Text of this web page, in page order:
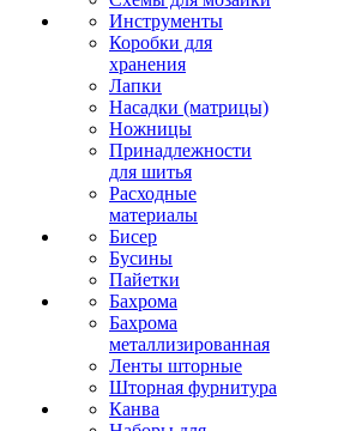
Инструменты
Коробки для
хранения
Лапки
Насадки (матрицы)
Ножницы
Принадлежности
для шитья
Расходные
материалы
Бисер
Бусины
Пайетки
Бахрома
Бахрома
металлизированная
Ленты шторные
Шторная фурнитура
Канва